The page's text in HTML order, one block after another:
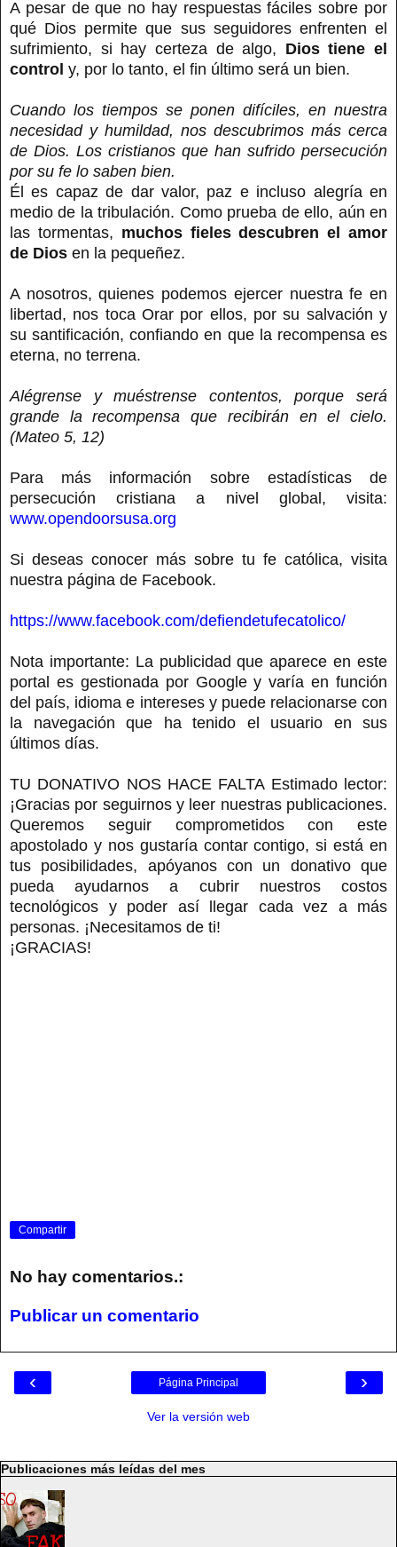
A pesar de que no hay respuestas fáciles sobre por
qué Dios permite que sus seguidores enfrenten el
sufrimiento, si hay certeza de algo, Dios tiene el
control y, por lo tanto, el fin último será un bien.
Cuando los tiempos se ponen difíciles, en nuestra
necesidad y humildad, nos descubrimos más cerca
de Dios. Los cristianos que han sufrido persecución
por su fe lo saben bien.
Él es capaz de dar valor, paz e incluso alegría en
medio de la tribulación. Como prueba de ello, aún en
las tormentas, muchos fieles descubren el amor
de Dios en la pequeñez.
A nosotros, quienes podemos ejercer nuestra fe en
libertad, nos toca Orar por ellos, por su salvación y
su santificación, confiando en que la recompensa es
eterna, no terrena.
Alégrense y muéstrense contentos, porque será
grande la recompensa que recibirán en el cielo.
(Mateo 5, 12)
Para más información sobre estadísticas de
persecución cristiana a nivel global, visita:
www.opendoorsusa.org
Si deseas conocer más sobre tu fe católica, visita
nuestra página de Facebook.
https://www.facebook.com/defiendetufecatolico/
Nota importante: La publicidad que aparece en este
portal es gestionada por Google y varía en función
del país, idioma e intereses y puede relacionarse con
la navegación que ha tenido el usuario en sus
últimos días.
TU DONATIVO NOS HACE FALTA Estimado lector:
¡Gracias por seguirnos y leer nuestras publicaciones.
Queremos seguir comprometidos con este
apostolado y nos gustaría contar contigo, si está en
tus posibilidades, apóyanos con un donativo que
pueda ayudarnos a cubrir nuestros costos
tecnológicos y poder así llegar cada vez a más
personas. ¡Necesitamos de ti!
¡GRACIAS!
Compartir
No hay comentarios.:
Publicar un comentario
‹ ›
Página Principal
Ver la versión web
Publicaciones más leídas del mes